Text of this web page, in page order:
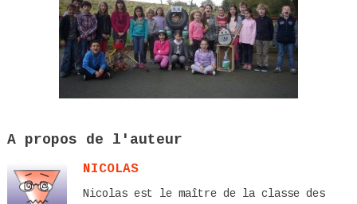
A propos de l'auteur
NICOLAS
Nicolas est le maître de la classe des